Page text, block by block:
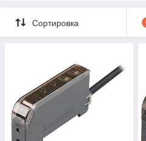
Autonics для оптимальной
Основные характеристики
самодиагностики
Встроенная схема защиты от
выходная схема защиты от
по току)
Функция таймера: задержка
тип, тип дистанционной
Сортировка